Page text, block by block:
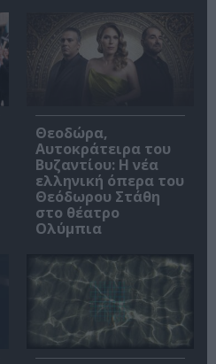
Θεοδώρα,
Αυτοκράτειρα του
Βυζαντίου: Η νέα
ελληνική όπερα του
Θεόδωρου Στάθη
στο θέατρο
Ολύμπια